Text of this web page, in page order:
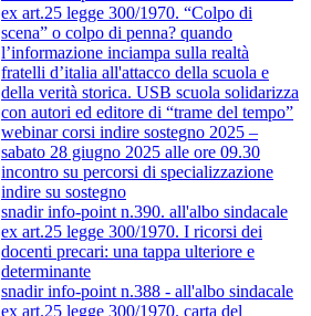
ex art.25 legge 300/1970. “Colpo di
scena” o colpo di penna? quando
l’informazione inciampa sulla realtà
fratelli d’italia all'attacco della scuola e
della verità storica. USB scuola solidarizza
con autori ed editore di “trame del tempo”
webinar corsi indire sostegno 2025 –
sabato 28 giugno 2025 alle ore 09.30
incontro su percorsi di specializzazione
indire su sostegno
snadir info-point n.390. all'albo sindacale
ex art.25 legge 300/1970. I ricorsi dei
docenti precari: una tappa ulteriore e
determinante
snadir info-point n.388 - all'albo sindacale
ex art.25 legge 300/1970. carta del